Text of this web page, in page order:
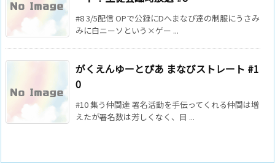
#8 3/5配信 OPで公録にDへまなび達の制服にうさみ
みに白ニーソという×ゲー ...
がくえんゆーとぴあ まなびストレート #1
0
#10 集う仲間達 署名活動を手伝ってくれる仲間は増
えたが署名数は芳しくなく、目 ...